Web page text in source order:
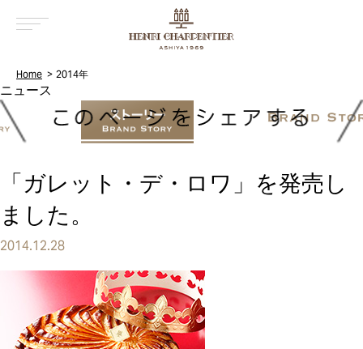
Home 2014年
「ガレット・デ・ロワ」を発売し
ました。
2014.12.28